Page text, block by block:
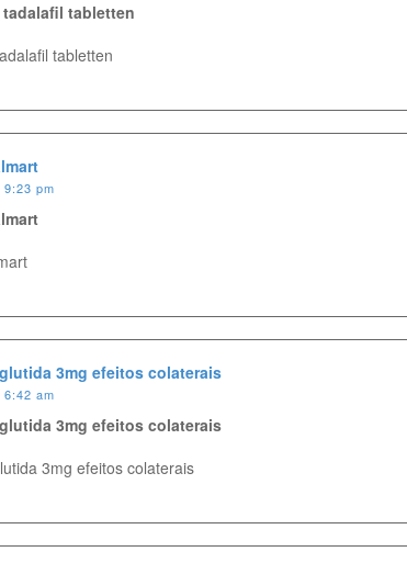
tabletten
tabletten
pm
3mg efeitos colaterais
am
3mg efeitos colaterais
3mg efeitos colaterais